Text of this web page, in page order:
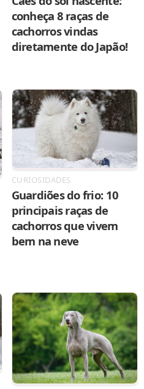
conheça 8 raças de
cachorros vindas
diretamente do Japão!
CURIOSIDADES
Guardiões do frio: 10
principais raças de
cachorros que vivem
bem na neve